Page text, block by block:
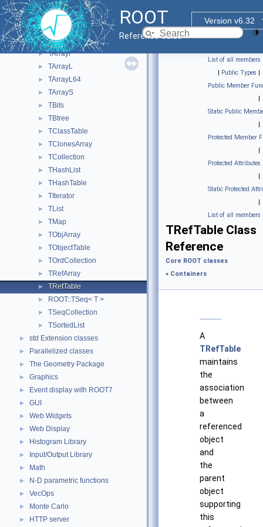
ROOT
Version v6.32
Reference Guide
► TArray
► TArrayC
► TArrayD
► TArrayF
► TArrayI
► TArrayL
► TArrayL64
► TArrayS
► TBits
► TBtree
► TClassTable
► TClonesArray
► TCollection
► THashList
► THashTable
► TIterator
► TList
► TMap
► TObjArray
► TObjectTable
► TOrdCollection
► TRefArray
► TRefTable
► ROOT::TSeq< T >
► TSeqCollection
► TSortedList
► std Extension classes
► Parallelized classes
► The Geometry Package
► Graphics
► Event display with ROOT7
► GUI
► Web Widgets
► Web Display
► Histogram Library
► Input/Output Library
► Math
► N-D parametric functions
► VecOps
► Monte Carlo
► HTTP server
List of all members
| Public Types |
Public Member
|
Static Public
|
Protected Member
|
Protected Attributes
|
Static Protected
|
List of all members
TRefTable Class
Reference
Core ROOT classes
» Containers
A
TRefTable
maintains
the
association
between
a
referenced
object
and
the
parent
object
supporting
this